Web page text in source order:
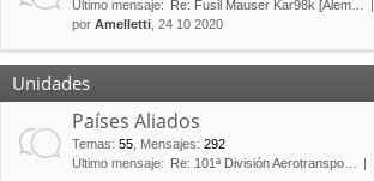
Último mensaje:
Re: Fusil Mauser Kar98k [Alem…
por Amelletti , 24 10 2020
Unidades
Países Aliados
Temas: 55 Mensajes: 292
Último mensaje:
Re: 101ª División Aerotranspo…